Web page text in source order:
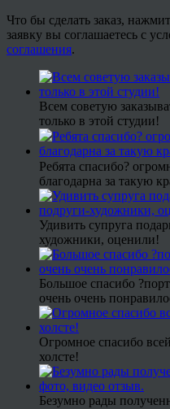
Что бы сделать заказ,
заявку вы соглашаетесь с
соглашения.
Всем советую
только в этой студии!
Ребята спасибо?
благодарна за такую
Удивить супруга
художники, оценили!
Большое спасибо
очень очень
Огромное спасибо
холсте!
Безумно рады